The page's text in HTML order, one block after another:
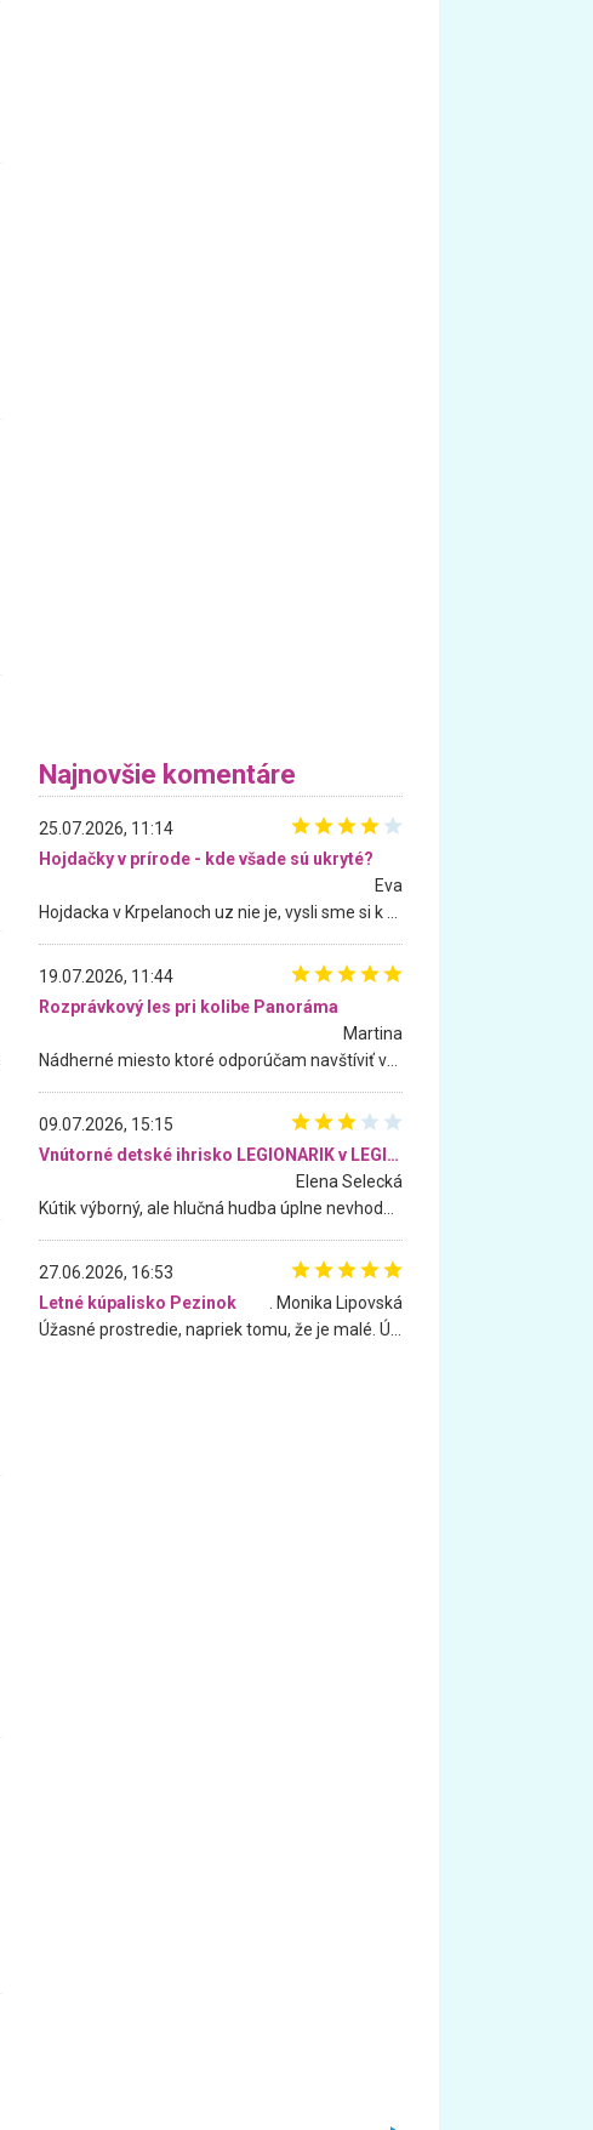
Najnovšie komentáre
25.07.2026, 11:14
Hojdačky v prírode - kde všade sú ukryté?
Eva
19.07.2026, 11:44
Rozprávkový les pri kolibe Panoráma
Martina
09.07.2026, 15:15
Vnútorné detské ihrisko LEGIONARIK v LEGIA Fitness
Elena Selecká
27.06.2026, 16:53
Letné kúpalisko Pezinok
. Monika Lipovská